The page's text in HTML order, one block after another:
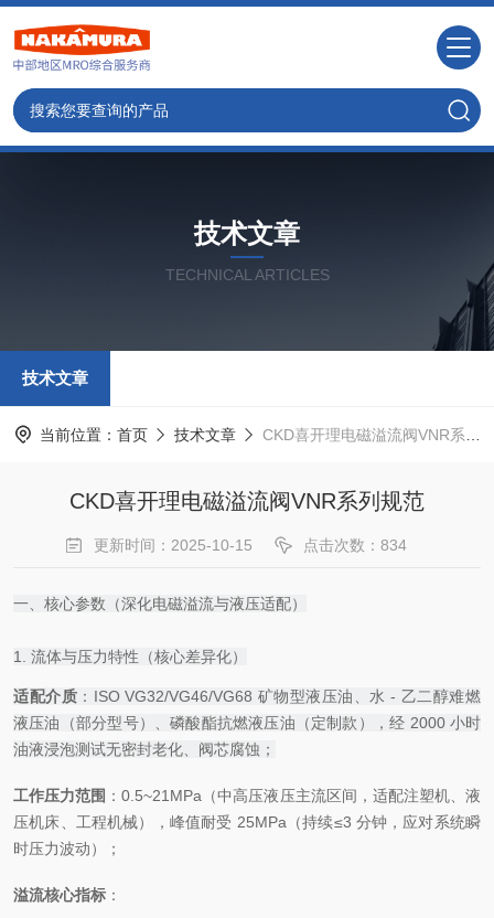
技术文章
TECHNICAL ARTICLES
技术文章
当前位置： 首页 技术文章 CKD喜开理电磁溢流阀VNR系列规范
CKD喜开理电磁溢流阀VNR系列规范
更新时间：2025-10-15 点击次数：834
一、核心参数（深化电磁溢流与液压适配）
1. 流体与压力特性（核心差异化）
适配介质 ：ISO VG32/VG46/VG68 矿物型液压油、水 - 乙二醇难燃
液压油（部分型号）、磷酸酯抗燃液压油（定制款），经 2000 小时
油液浸泡测试无密封老化、阀芯腐蚀；
工作压力范围 ：0.5~21MPa（中高压液压主流区间，适配注塑机、液
压机床、工程机械），峰值耐受 25MPa（持续≤3 分钟，应对系统瞬
时压力波动）；
溢流核心指标 ：